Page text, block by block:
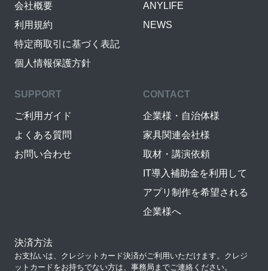
会社概要
利用規約
特定商取引に基づく表記
個人情報保護方針
ANYLIFE
NEWS
SUPPORT
ご利用ガイド
よくある質問
お問い合わせ
CONTACT
企業様・自治体様
家具関連会社様
取材・講演依頼
IT導入補助金を利用して
アプリ制作を希望される
企業様へ
決済方法
お支払いは、クレジットカード決済がご利用いただけます。クレジ
ットカードをお持ちでない方は、事務局までご連絡ください。